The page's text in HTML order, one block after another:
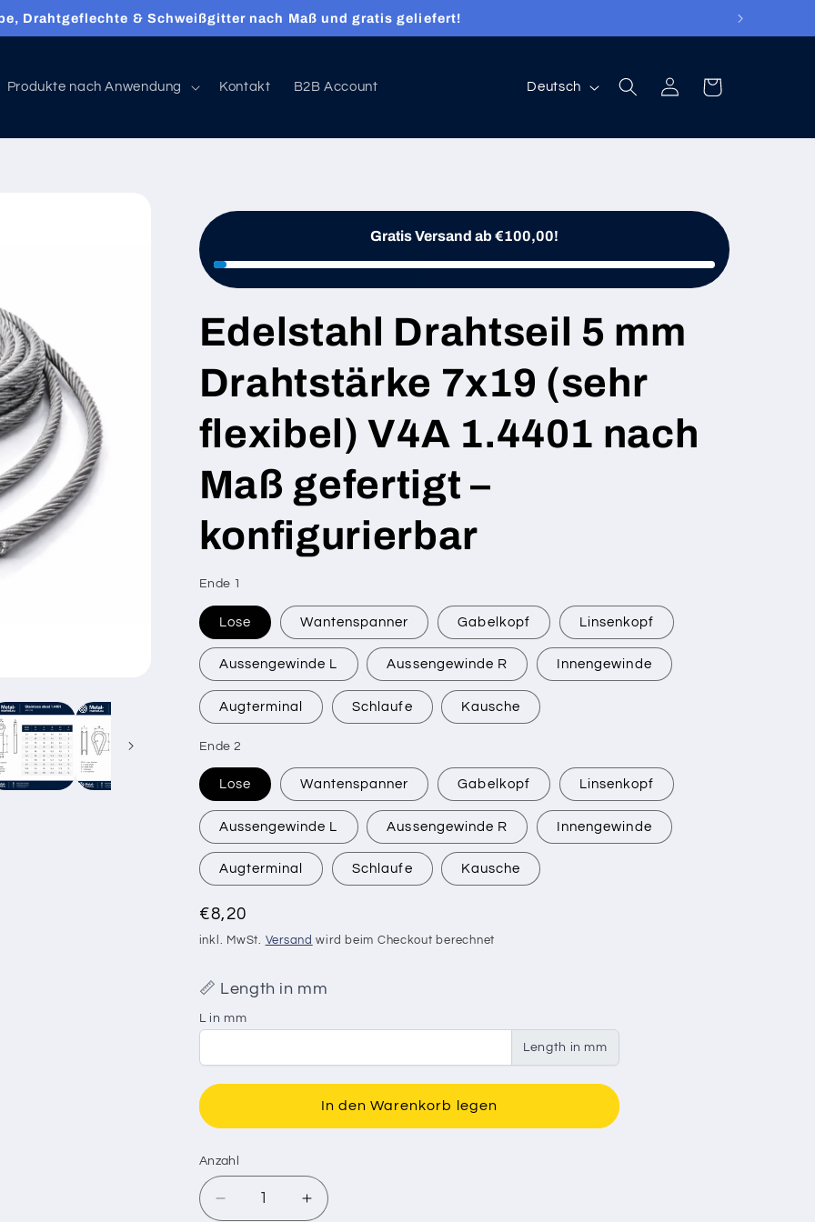
Drahtgeflechte & Schweißgitter nach Maß und gratis geliefert!
Produkte nach Anwendung Kontakt B2B Account Sprache
Deutsch EinloggenWarenkorb
Gratis Versand ab €100,00!
Edelstahl Drahtseil 5 mm
Drahtstärke 7x19 (sehr
flexibel) V4A 1.4401 nach
Maß gefertigt –
konfigurierbar
SKU:
Ende 1
Lose Wantenspanner Gabelkopf Linsenkopf
Aussengewinde L Aussengewinde R Innengewinde
Augterminal Schlaufe Kausche
Ende 2
Lose Wantenspanner Gabelkopf Linsenkopf
Aussengewinde L Aussengewinde R Innengewinde
Augterminal Schlaufe Kausche
Normaler
Preis
€8,20
inkl. MwSt. Versand wird beim Checkout berechnet
📏 Length in mm
L in mm
Length in mm
In den Warenkorb legen
Anzahl
Verringere
Erhöhe